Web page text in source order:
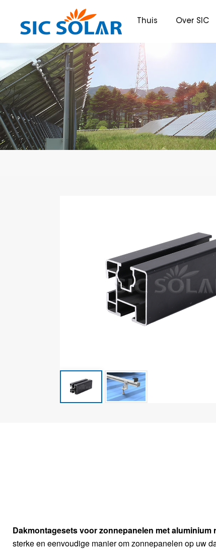
Thuis Over SIC
Dakmontagesets voor zonnepanelen met aluminium
sterke en eenvoudige manier om zonnepanelen op uw